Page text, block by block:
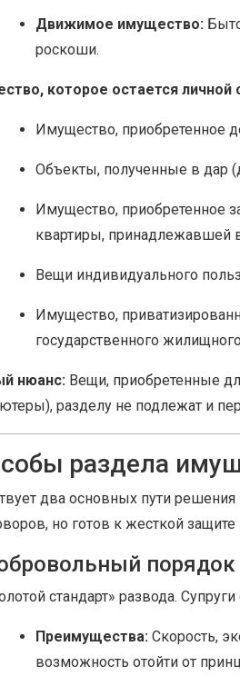
Движимое имущество:
роскоши.
которое остается личной
Имущество, приобретенное
Объекты, полученные в дар
Имущество, приобретенное
квартиры, принадлежавшей
Вещи индивидуального
Имущество,
государственного
нюанс: Вещи, приобретенные
разделу не подлежат и
раздела
два основных пути
но готов к жесткой защите
стандарт» развода.
Преимущества: Скорость,
возможность отойти от